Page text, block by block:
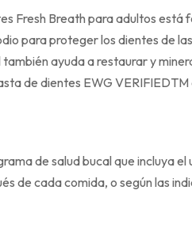
Fresh Breath para adultos
para proteger los dientes de
ayuda a restaurar y
de dientes EWG
de salud bucal que incluya
de cada comida, o según las